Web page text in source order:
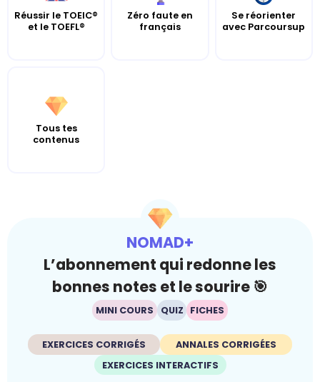
Réussir le TOEIC®
et le TOEFL®
Zéro faute en
français
Se réorienter
avec Parcoursup
Tous tes
contenus
NOMAD+
L’abonnement qui redonne les
bonnes notes et le sourire 🎯
MINI COURS QUIZ FICHES
EXERCICES CORRIGÉS
ANNALES CORRIGÉES
EXERCICES INTERACTIFS